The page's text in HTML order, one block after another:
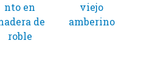
nto en
de
roble
viejo
amberino